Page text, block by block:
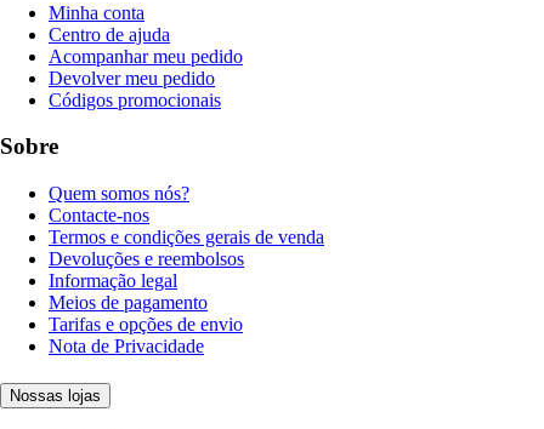
Minha conta
Centro de ajuda
Acompanhar meu pedido
Devolver meu pedido
Códigos promocionais
Sobre
Quem somos nós?
Contacte-nos
Termos e condições gerais de venda
Devoluções e reembolsos
Informação legal
Meios de pagamento
Tarifas e opções de envio
Nota de Privacidade
Nossas lojas